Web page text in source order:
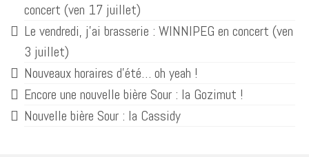
concert (ven 17 juillet)
Le vendredi, j’ai brasserie : WINNIPEG en concert (ven
3 juillet)
Nouveaux horaires d’été… oh yeah !
Encore une nouvelle bière Sour : la Gozimut !
Nouvelle bière Sour : la Cassidy